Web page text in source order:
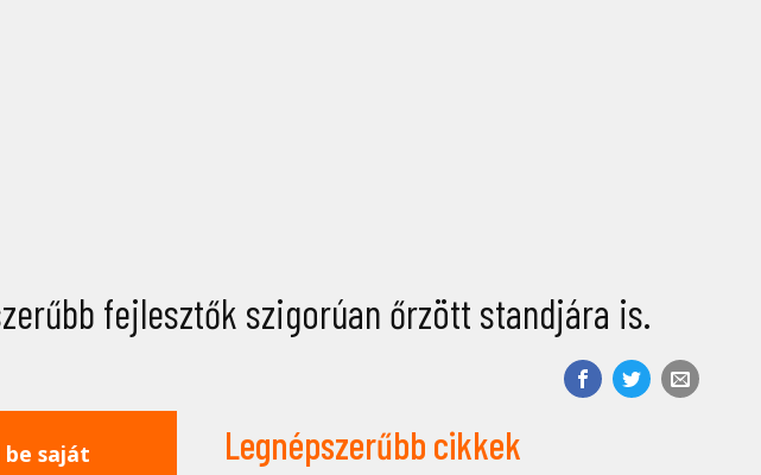
fejlesztők szigorúan őrzött standjára is.
saját
Legnépszerűbb cikkek